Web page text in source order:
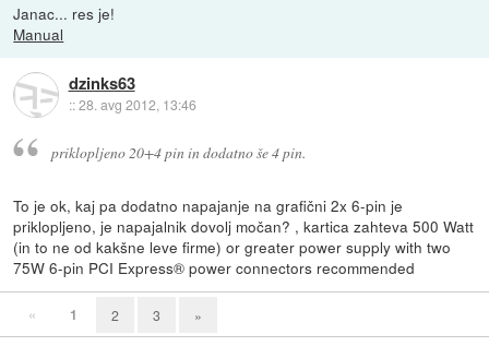
Janac... res je!
Manual
dzinks63
::28. avg 2012, 13:46
priklopljeno 20+4 pin in dodatno še 4 pin.
To je ok, kaj pa dodatno napajanje na grafični 2x 6-pin je
priklopljeno, je napajalnik dovolj močan? , kartica zahteva 500 Watt
(in to ne od kakšne leve firme) or greater power supply with two
75W 6-pin PCI Express® power connectors recommended
« 1 2 3 »